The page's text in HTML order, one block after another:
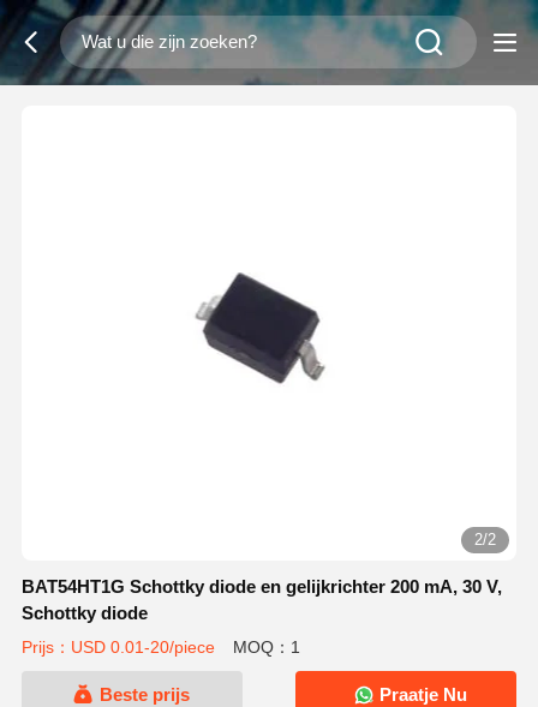
2/2
BAT54HT1G Schottky diode en gelijkrichter 200 mA, 30 V,
Schottky diode
Prijs：USD 0.01-20/piece MOQ：1
Beste prijs Praatje Nu